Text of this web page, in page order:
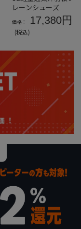
レーンシューズ
価格： 17,380円
(税込)